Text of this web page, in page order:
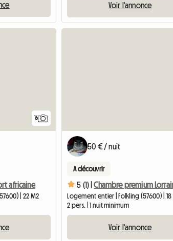
Voir l'annonce
16
africaine
| 22 M2
50 € / nuit
A découvrir
5 (1) | Chambre premium
Logement entier | Folkling (57600) | 18
2 pers. | 1 nuit minimum
Voir l'annonce